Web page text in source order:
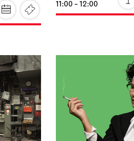
11:00 - 12:00